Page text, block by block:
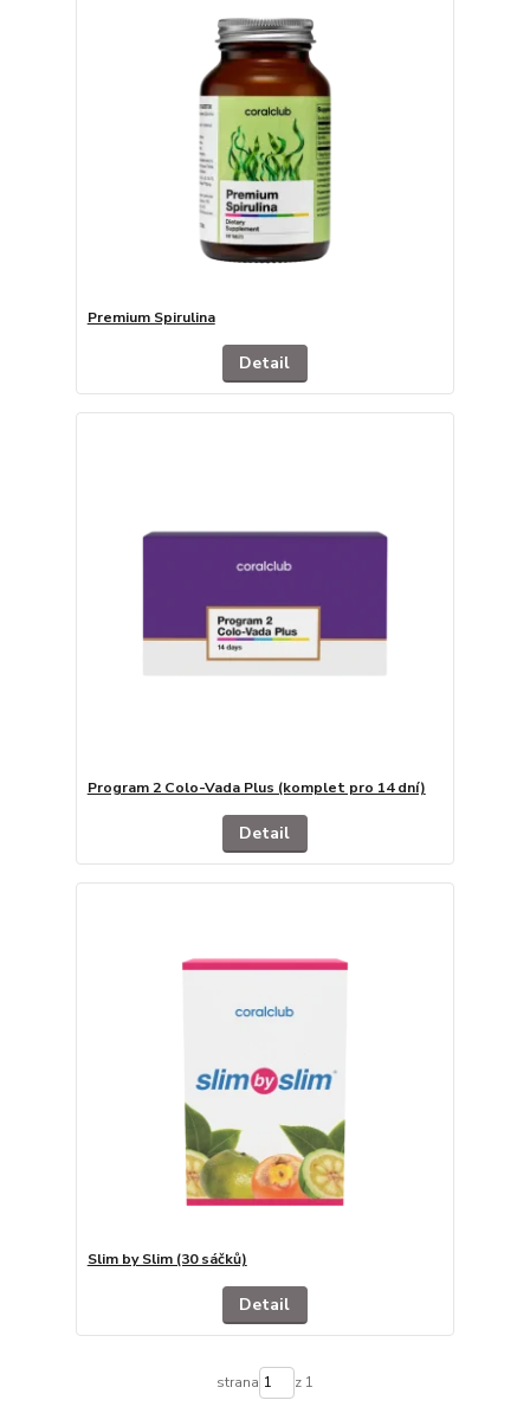
Premium Spirulina
Detail
Program 2 Colo-Vada Plus (komplet pro 14 dní)
Detail
Slim by Slim (30 sáčků)
Detail
strana z 1